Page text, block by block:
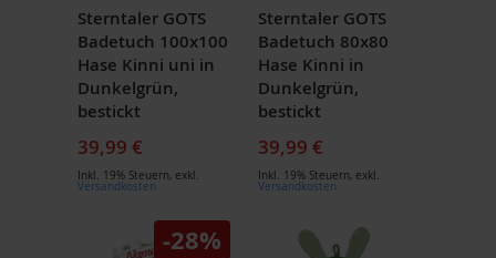
Sterntaler GOTS
Badetuch 100x100
Hase Kinni uni in
Dunkelgrün,
bestickt
39,99 €
Inkl. 19% Steuern, exkl.
Versandkosten
Sterntaler GOTS
Badetuch 80x80
Hase Kinni in
Dunkelgrün,
bestickt
39,99 €
Inkl. 19% Steuern, exkl.
Versandkosten
-28%